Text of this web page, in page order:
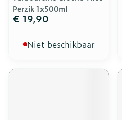
Perzik 1x500ml
€ 19,90
Niet beschikbaar